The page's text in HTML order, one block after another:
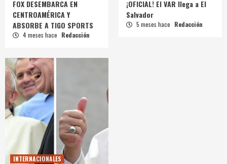
FOX DESEMBARCA EN
CENTROAMÉRICA Y
ABSORBE A TIGO SPORTS
4 meses hace Redacción
¡OFICIAL! El VAR llega a El
Salvador
5 meses hace Redacción
INTERNACIONALES